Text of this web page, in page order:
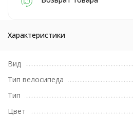
Характеристики
Вид
Тип велосипеда
Тип
Цвет